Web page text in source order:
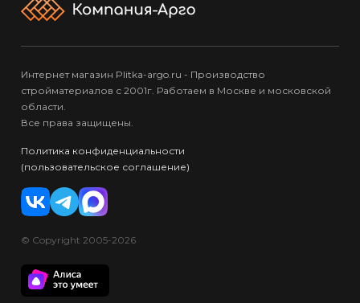
Интернет магазин Plitka-argo.ru - Производство
стройматериалов с 2001г. Работаем в Москве и московской
области.
Все права защищены.
Политика конфиденциальности
(пользовательское соглашение)
© Copyright 2005-2026